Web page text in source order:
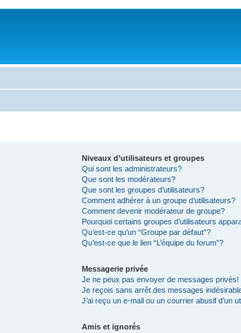
Niveaux d’utilisateurs et groupes
Qui sont les administrateurs?
Que sont les modérateurs?
Que sont les groupes d’utilisateurs?
Comment adhérer à un groupe d’utilisateurs?
Comment devenir modérateur de groupe?
Pourquoi certains groupes d’utilisateurs
Qu’est-ce qu’un “Groupe par défaut”?
Qu’est-ce que le lien “L’équipe du forum”?
Messagerie privée
Je ne peux pas envoyer de messages privés!
Je reçois sans arrêt des messages
J’ai reçu un e-mail ou un courrier abusif d’un
Amis et ignorés